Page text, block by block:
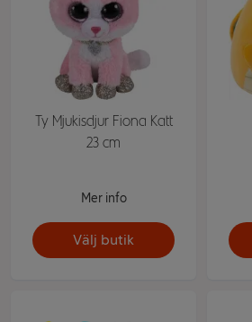
Ty Mjukisdjur Fiona Katt
23 cm
Mer info
Välj butik